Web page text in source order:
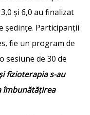
și 6,0 au finalizat
ședințe. Participanții
fie un program de
sesiune de 30 de
fizioterapia s-au
îmbunătățirea